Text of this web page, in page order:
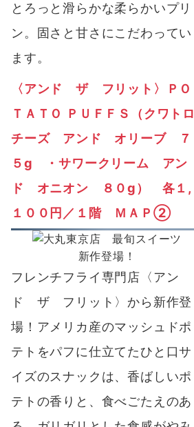
とろっと滑らかな柔らかいプリ
ン。固さと甘さにこだわってい
ます。
〈アンド ザ フリット〉ＰＯ
ＴＡＴＯ ＰＵＦＦＳ（クワトロ
チーズ アンド オリーブ ７
５g ・サワークリーム アン
ド オニオン ８０g） 各１,
１００円／１階 ＭＡＰ②
新作登場！
フレンチフライ専門店〈アン
ド ザ フリット〉から新作登
場！アメリカ産のマッシュドポ
テトをパフに仕立てたひと口サ
イズのスナックは、香ばしいポ
テトの香りと、食べごたえのあ